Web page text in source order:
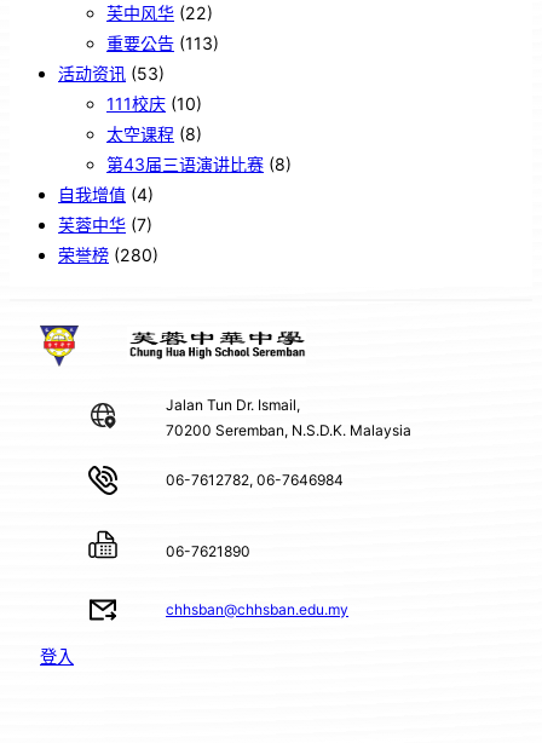
芙中风华 (22)
重要公告 (113)
活动资讯 (53)
111校庆 (10)
太空课程 (8)
第43届三语演讲比赛 (8)
自我增值 (4)
芙蓉中华 (7)
荣誉榜 (280)
Jalan Tun Dr. Ismail,
70200 Seremban, N.S.D.K. Malaysia
06-7612782, 06-7646984
06-7621890
chhsban@chhsban.edu.my
登入